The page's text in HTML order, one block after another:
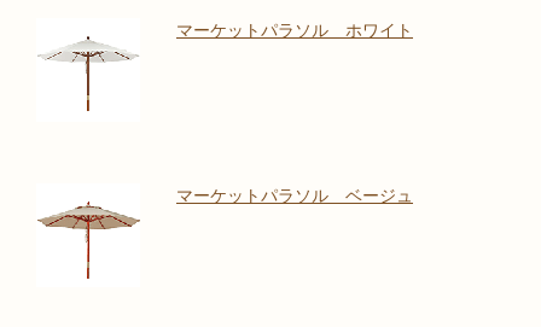
マーケットパラソル ホワイト
マーケットパラソル ベージュ